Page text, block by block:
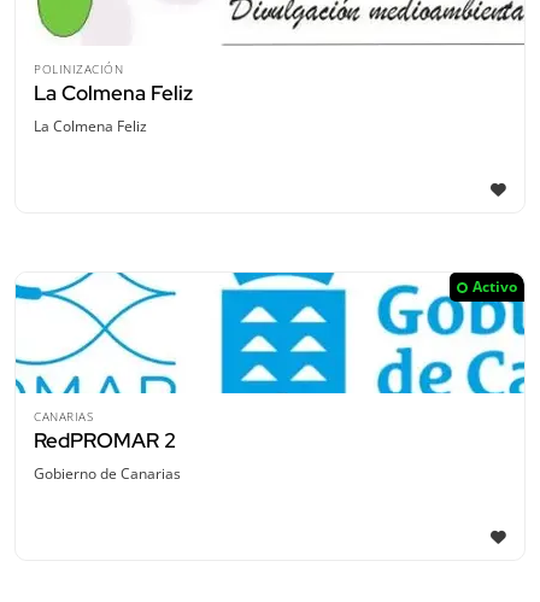
POLINIZACIÓN
La Colmena Feliz
La Colmena Feliz
Activo
CANARIAS
RedPROMAR 2
Gobierno de Canarias